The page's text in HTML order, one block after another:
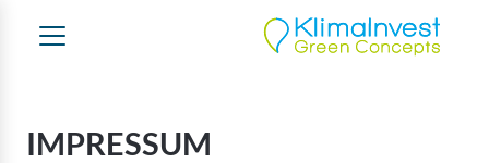
IMPRESSUM